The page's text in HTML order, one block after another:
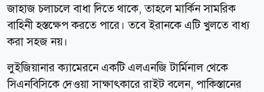
জাহাজ চলাচলে বাধা দিতে থাকে, তাহলে মার্কিন সামরিক
বাহিনী হস্তক্ষেপ করতে পারে। তবে ইরানকে এটি খুলতে বাধ্য
করা সহজ নয়।
লুইজিয়ানার ক্যামেরনে একটি এলএনজি টার্মিনাল থেকে
সিএনবিসিকে দেওয়া সাক্ষাৎকারে রাইট বলেন, পাকিস্তানের